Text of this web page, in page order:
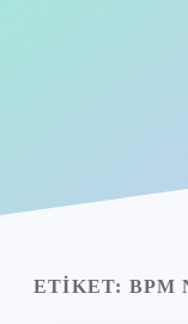
Yasal Uyarı
ETIKET: BPM